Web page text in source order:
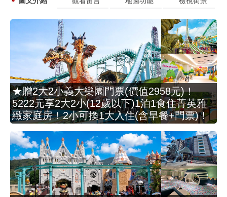
★贈2大2小義大樂園門票(價值2958元)！
5222元享2大2小(12歲以下)1泊1食住菁英雅
緻家庭房！2小可換1大入住(含早餐+門票)！